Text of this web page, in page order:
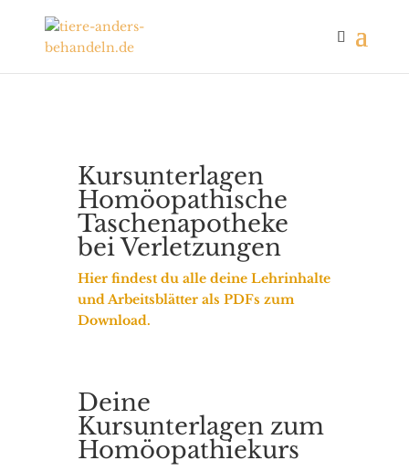
Kursunterlagen
Homöopathische
Taschenapotheke
bei Verletzungen
Hier findest du alle deine Lehrinhalte
und Arbeitsblätter als PDFs zum
Download.
Deine
Kursunterlagen zum
Homöopathiekurs